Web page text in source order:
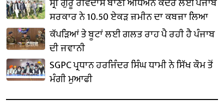
ਸਰਕਾਰ ਨੇ 10.50 ਏਕੜ ਜ਼ਮੀਨ ਦਾ ਕਬਜ਼ਾ ਲਿਆ
ਕੱਪੜਿਆਂ ਤੇ ਬੂਟਾਂ ਲਈ ਗਲਤ ਰਾਹ ਪੈ ਰਹੀ ਹੈ ਪੰਜਾਬ
ਦੀ ਜਵਾਨੀ
SGPC ਪ੍ਰਧਾਨ ਹਰਜਿੰਦਰ ਸਿੰਘ ਧਾਮੀ ਨੇ ਸਿੱਖ ਕੌਮ ਤੋਂ
ਮੰਗੀ ਮੁਆਫੀ